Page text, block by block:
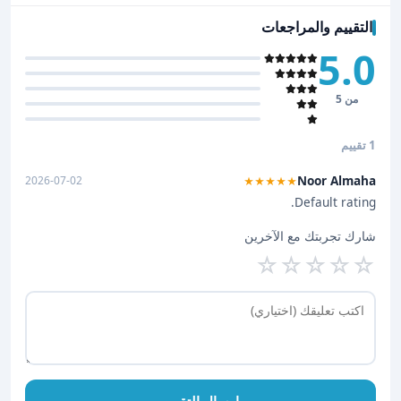
التقييم والمراجعات
5.0
من 5
1 تقييم
Noor Almaha
★★★★★
2026-07-02
Default rating.
شارك تجربتك مع الآخرين
☆
☆
☆
☆
☆